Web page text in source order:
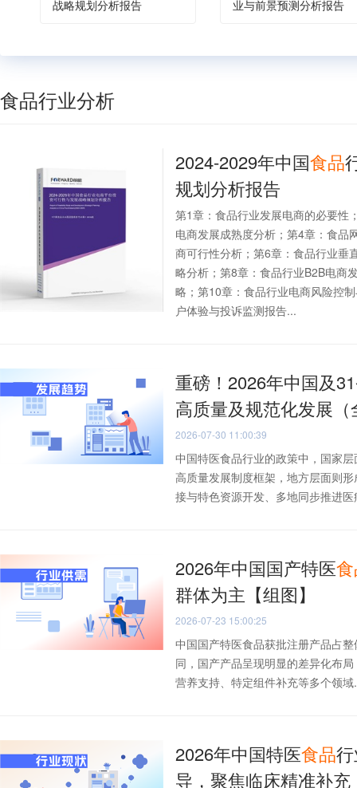
战略规划分析报告 业与前景预测分析报告
食品行业分析
2024-2029年中国食品
规划分析报告
第1章：食品行业发展电商的必要性
电商发展成熟度分析；第4章：食品
商可行性分析；第6章：食品行业垂
略分析；第8章：食品行业B2B电商
略；第10章：食品行业电商风险控
户体验与投诉监测报告...
重磅！2026年中国及
高质量及规范化发展（
2026-07-30 11:00:39
中国特医食品行业的政策中，国家
高质量发展制度框架，地方层面则
接与特色资源开发、多地同步推进
2026年中国国产特医
群体为主【组图】
2026-07-23 15:00:25
中国国产特医食品获批注册产品占
同，国产产品呈现明显的差异化布
营养支持、特定组件补充等多个领域
2026年中国特医食品
导，聚焦临床精准补充